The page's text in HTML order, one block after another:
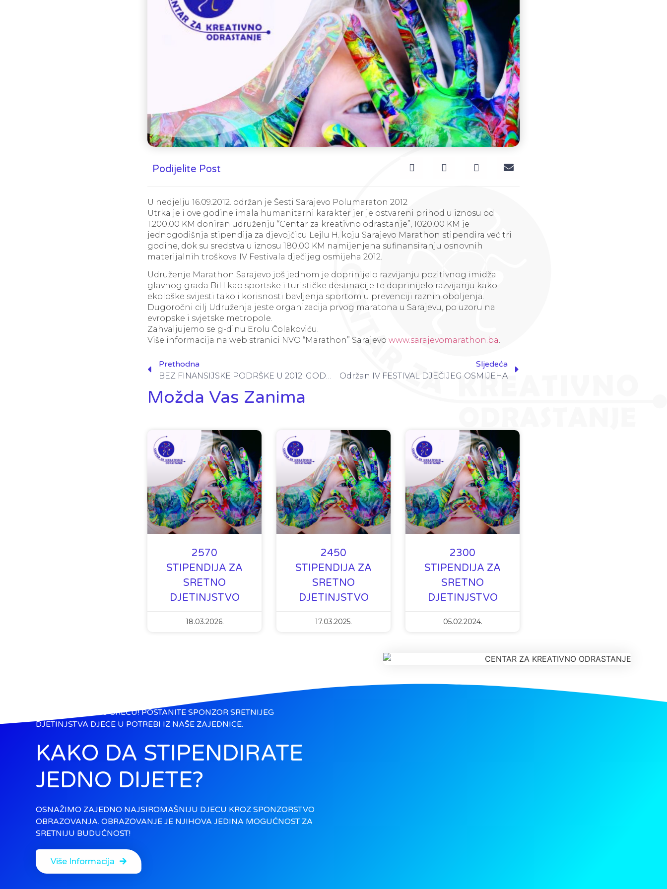
Podijelite Post
U nedjelju 16.09.2012. održan je Šesti Sarajevo Polumaraton 2012
Utrka je i ove godine imala humanitarni karakter jer je ostvareni prihod u iznosu od
1.200,00 KM doniran udruženju “Centar za kreativno odrastanje”, 1020,00 KM je
jednogodišnja stipendija za djevojčicu Lejlu H. koju Sarajevo Marathon stipendira već tri
godine, dok su sredstva u iznosu 180,00 KM namijenjena sufinansiranju osnovnih
materijalnih troškova IV Festivala dječijeg osmijeha 2012.
Udruženje Marathon Sarajevo još jednom je doprinijelo razvijanju pozitivnog imidža
glavnog grada BiH kao sportske i turističke destinacije te doprinijelo razvijanju kako
ekološke svijesti tako i korisnosti bavljenja sportom u prevenciji raznih oboljenja.
Dugoročni cilj Udruženja jeste organizacija prvog maratona u Sarajevu, po uzoru na
evropske i svjetske metropole.
Zahvaljujemo se g-dinu Erolu Čolakoviću.
Više informacija na web stranici NVO “Marathon” Sarajevo www.sarajevomarathon.ba.
Prethodna Sljedeća
Održan IV FESTIVAL DJEČIJEG OSMIJEHA
Možda Vas Zanima
2570
STIPENDIJA ZA
SRETNO
DJETINJSTVO
18.03.2026.
2450
STIPENDIJA ZA
SRETNO
DJETINJSTVO
17.03.2025.
2300
STIPENDIJA ZA
SRETNO
DJETINJSTVO
05.02.2024.
DARUJTE DJEČIJU SREĆU! POSTANITE SPONZOR SRETNIJEG
DJETINJSTVA DJECE U POTREBI IZ NAŠE ZAJEDNICE.
KAKO DA STIPENDIRATE
JEDNO DIJETE?
OSNAŽIMO ZAJEDNO NAJSIROMAŠNIJU DJECU KROZ SPONZORSTVO
OBRAZOVANJA. OBRAZOVANJE JE NJIHOVA JEDINA MOGUĆNOST ZA
SRETNIJU BUDUĆNOST!
Više Informacija